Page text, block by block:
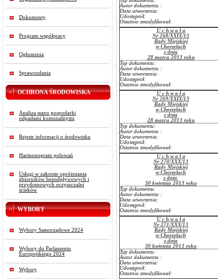
Dokumenty
Program współpracy
Ogłoszenia
Sprawozdania
OCHRONA ŚRODOWISKA
Analiza stanu gospodarki
odpadami komunalnymi
Rejestr informacji o środowisku
Harmonogram polowań
Usługi w zakresie opróżniania
zbiorników bezodpływowych i
przydomowych oczyszczalni
ścieków
WYBORY
Wybory Samorządowe 2024
Wybory do Parlamentu
Europejskiego 2024
Wybory
Autor dokumentu :
Data utworzenia:
Udostępnił:
Ostatnio zmodyfikował:
U c h w a ł a
Nr 268/XXIX/13
Rady Miejskiej
w Chorzelach
z dnia
28 marca 2013 roku
Typ dokumentu:
Autor dokumentu :
Data utworzenia:
Udostępnił:
Ostatnio zmodyfikował:
U c h w a ł a
Nr 269/XXIX/13
Rady Miejskiej
w Chorzelach
z dnia
28 marca 2013 roku
Typ dokumentu:
Autor dokumentu :
Data utworzenia:
Udostępnił:
Ostatnio zmodyfikował:
U c h w a ł a
Nr 270/XXX/13
Rady Miejskiej
w Chorzelach
z dnia
30 kwietnia 2013 roku
Typ dokumentu:
Autor dokumentu :
Data utworzenia:
Udostępnił:
Ostatnio zmodyfikował:
U c h w a ł a
Nr 271/XXX/13
Rady Miejskiej
w Chorzelach
z dnia
30 kwietnia 2013 roku
Typ dokumentu:
Autor dokumentu :
Data utworzenia:
Udostępnił:
Ostatnio zmodyfikował: